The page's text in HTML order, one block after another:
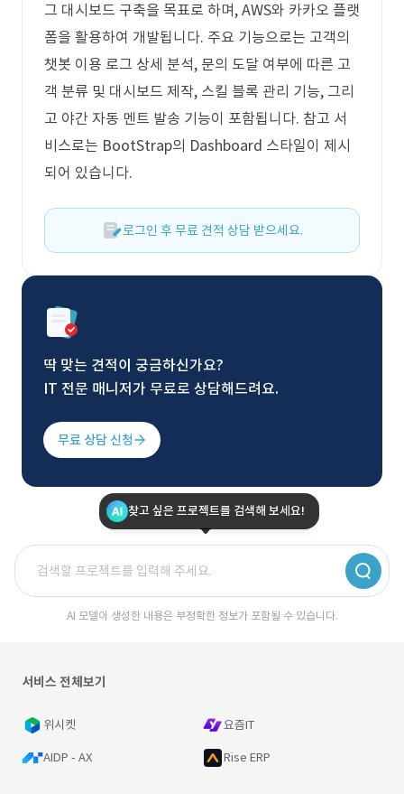
그 대시보드 구축을 목표로 하며, AWS와 카카오 플랫
폼을 활용하여 개발됩니다. 주요 기능으로는 고객의
챗봇 이용 로그 상세 분석, 문의 도달 여부에 따른 고
객 분류 및 대시보드 제작, 스킬 블록 관리 기능, 그리
고 야간 자동 멘트 발송 기능이 포함됩니다. 참고 서
비스로는 BootStrap의 Dashboard 스타일이 제시
되어 있습니다.
로그인 후 무료 견적 상담 받으세요.
딱 맞는 견적이 궁금하신가요?
IT 전문 매니저가 무료로 상담해드려요.
무료 상담 신청
찾고 싶은 프로젝트를 검색해 보세요!
AI 모델이 생성한 내용은 부정확한 정보가 포함될 수 있습니다.
서비스 전체보기
위시켓 요즘IT
AIDP - AX Rise ERP